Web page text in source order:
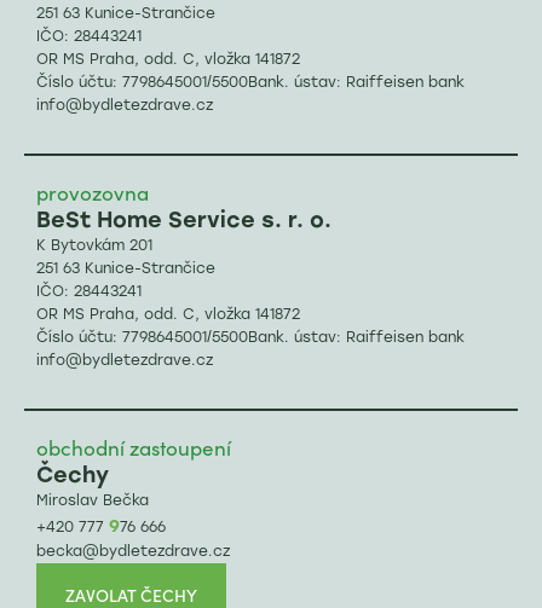
251 63 Kunice-Strančice
IČO: 28443241
OR MS Praha, odd. C, vložka 141872
Číslo účtu: 7798645001/5500Bank. ústav: Raiffeisen bank
info@bydletezdrave.cz
provozovna
BeSt Home Service s. r. o.
K Bytovkám 201
251 63 Kunice-Strančice
IČO: 28443241
OR MS Praha, odd. C, vložka 141872
Číslo účtu: 7798645001/5500Bank. ústav: Raiffeisen bank
info@bydletezdrave.cz
obchodní zastoupení
Čechy
Miroslav Bečka
+420 777976 666
becka@bydletezdrave.cz
ZAVOLAT ČECHY